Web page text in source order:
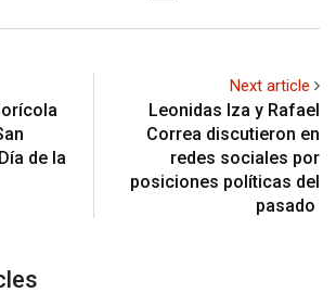
de la
Next article
Leonidas Iza y Rafael
Correa discutieron en
redes sociales por
posiciones políticas del
pasado